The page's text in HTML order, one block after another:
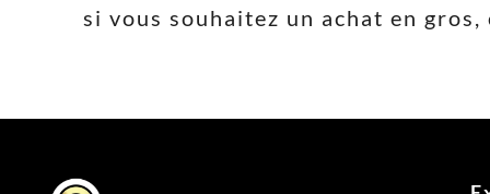
si vous souhaitez un achat en